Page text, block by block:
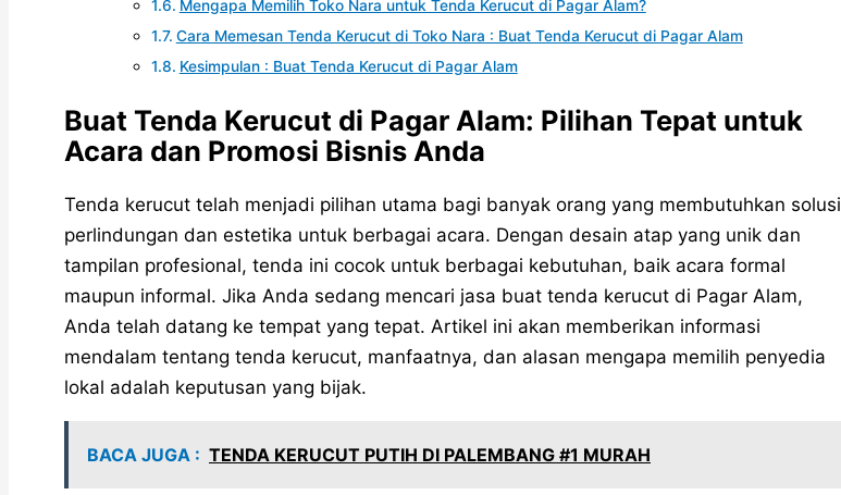
Mengapa Memilih Toko Nara untuk Tenda Kerucut di Pagar Alam?
Cara Memesan Tenda Kerucut di Toko Nara : Buat Tenda Kerucut di Pagar Alam
Kesimpulan : Buat Tenda Kerucut di Pagar Alam
Buat Tenda Kerucut di Pagar Alam: Pilihan Tepat untuk
Acara dan Promosi Bisnis Anda
Tenda kerucut telah menjadi pilihan utama bagi banyak orang yang membutuhkan solusi
perlindungan dan estetika untuk berbagai acara. Dengan desain atap yang unik dan
tampilan profesional, tenda ini cocok untuk berbagai kebutuhan, baik acara formal
maupun informal. Jika Anda sedang mencari jasa buat tenda kerucut di Pagar Alam,
Anda telah datang ke tempat yang tepat. Artikel ini akan memberikan informasi
mendalam tentang tenda kerucut, manfaatnya, dan alasan mengapa memilih penyedia
lokal adalah keputusan yang bijak.
BACA JUGA : TENDA KERUCUT PUTIH DI PALEMBANG #1 MURAH